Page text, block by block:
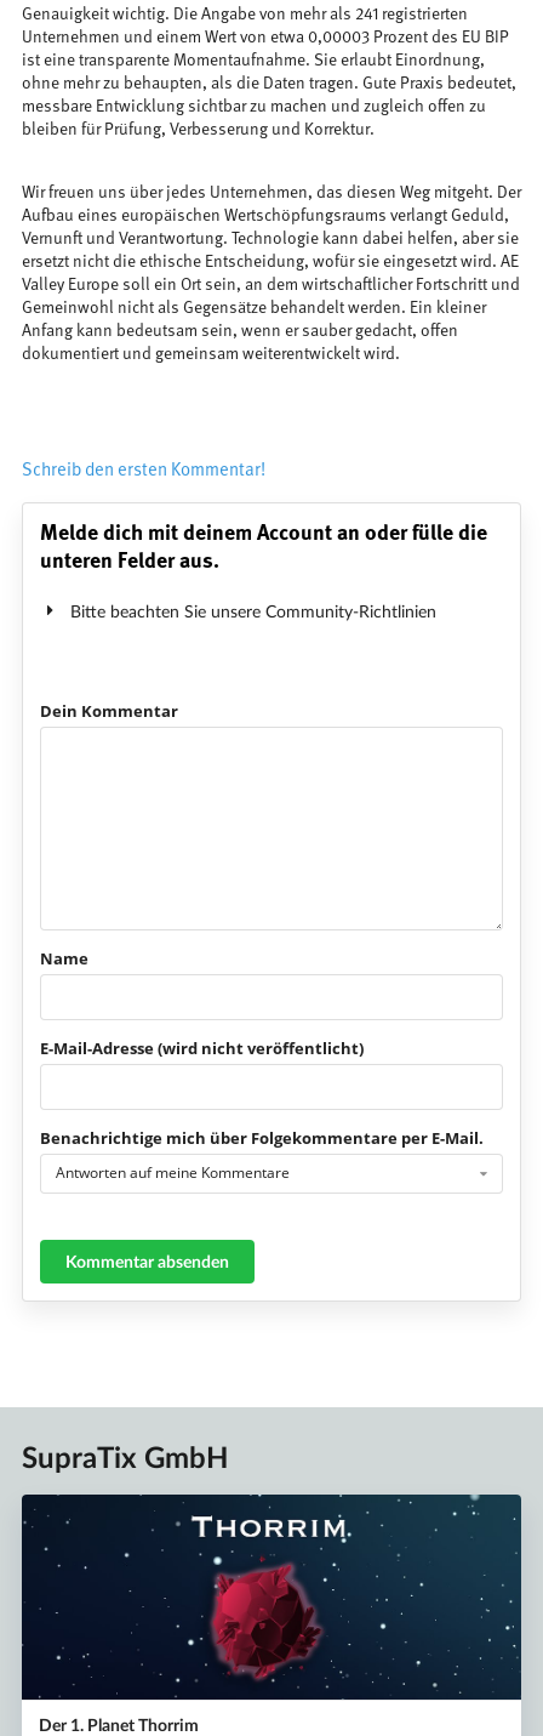
Genauigkeit wichtig. Die Angabe von mehr als 241 registrierten
Unternehmen und einem Wert von etwa 0,00003 Prozent des EU BIP
ist eine transparente Momentaufnahme. Sie erlaubt Einordnung,
ohne mehr zu behaupten, als die Daten tragen. Gute Praxis bedeutet,
messbare Entwicklung sichtbar zu machen und zugleich offen zu
bleiben für Prüfung, Verbesserung und Korrektur.
Wir freuen uns über jedes Unternehmen, das diesen Weg mitgeht. Der
Aufbau eines europäischen Wertschöpfungsraums verlangt Geduld,
Vernunft und Verantwortung. Technologie kann dabei helfen, aber sie
ersetzt nicht die ethische Entscheidung, wofür sie eingesetzt wird. AE
Valley Europe soll ein Ort sein, an dem wirtschaftlicher Fortschritt und
Gemeinwohl nicht als Gegensätze behandelt werden. Ein kleiner
Anfang kann bedeutsam sein, wenn er sauber gedacht, offen
dokumentiert und gemeinsam weiterentwickelt wird.
Schreib den ersten Kommentar!
Melde dich mit deinem Account an oder fülle die
unteren Felder aus.
Bitte beachten Sie unsere Community-Richtlinien
Dein Kommentar
Name
E-Mail-Adresse (wird nicht veröffentlicht)
Benachrichtige mich über Folgekommentare per E-Mail.
Antworten auf meine Kommentare
Kommentar absenden
SupraTix GmbH
Der 1. Planet Thorrim